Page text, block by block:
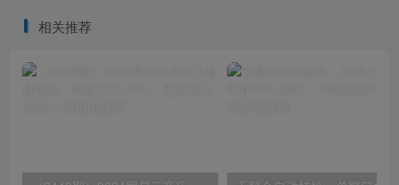
相关推荐